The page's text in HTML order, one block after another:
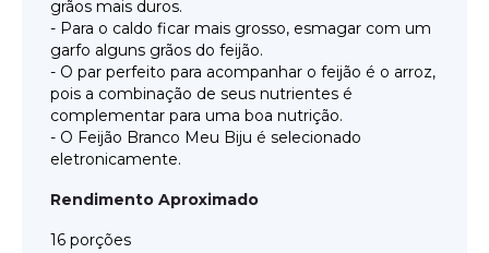
grãos mais duros.
- Para o caldo ficar mais grosso, esmagar com um
garfo alguns grãos do feijão.
- O par perfeito para acompanhar o feijão é o arroz,
pois a combinação de seus nutrientes é
complementar para uma boa nutrição.
- O Feijão Branco Meu Biju é selecionado
eletronicamente.
Rendimento Aproximado
16 porções